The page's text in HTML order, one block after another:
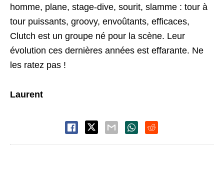
homme, plane, stage-dive, sourit, slamme : tour à
tour puissants, groovy, envoûtants, efficaces,
Clutch est un groupe né pour la scène. Leur
évolution ces dernières années est effarante. Ne
les ratez pas !
Laurent